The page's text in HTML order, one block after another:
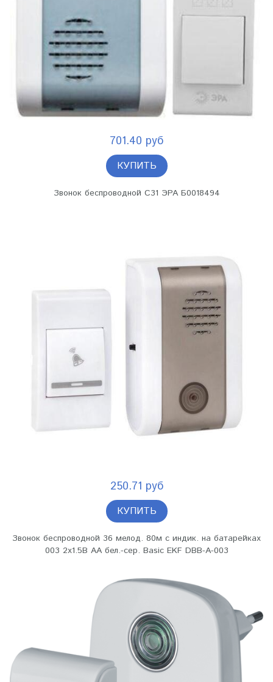
701.40 руб
КУПИТЬ
Звонок беспроводной C31 ЭРА Б0018494
250.71 руб
КУПИТЬ
Звонок беспроводной 36 мелод. 80м с индик. на батарейках
003 2х1.5В АA бел.-сер. Basic EKF DBB-A-003